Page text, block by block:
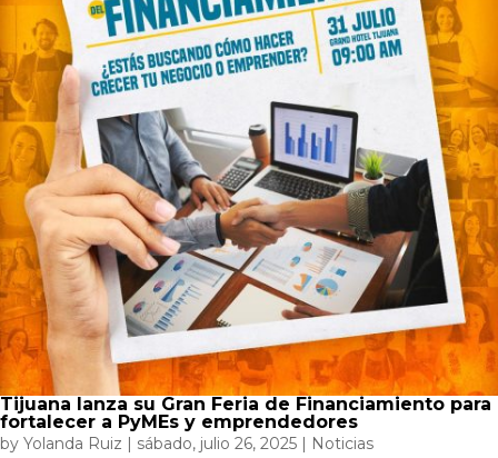
Tijuana lanza su Gran Feria de Financiamiento para
fortalecer a PyMEs y emprendedores
by Yolanda Ruiz | sábado, julio 26, 2025 | Noticias